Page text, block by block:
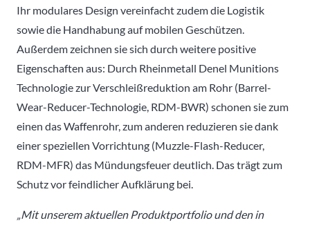
Ihr modulares Design vereinfacht zudem die Logistik
sowie die Handhabung auf mobilen Geschützen.
Außerdem zeichnen sie sich durch weitere positive
Eigenschaften aus: Durch Rheinmetall Denel Munitions
Technologie zur Verschleißreduktion am Rohr (Barrel-
Wear-Reducer-Technologie, RDM-BWR) schonen sie zum
einen das Waffenrohr, zum anderen reduzieren sie dank
einer speziellen Vorrichtung (Muzzle-Flash-Reducer,
RDM-MFR) das Mündungsfeuer deutlich. Das trägt zum
Schutz vor feindlicher Aufklärung bei.
„Mit unserem aktuellen Produktportfolio und den in